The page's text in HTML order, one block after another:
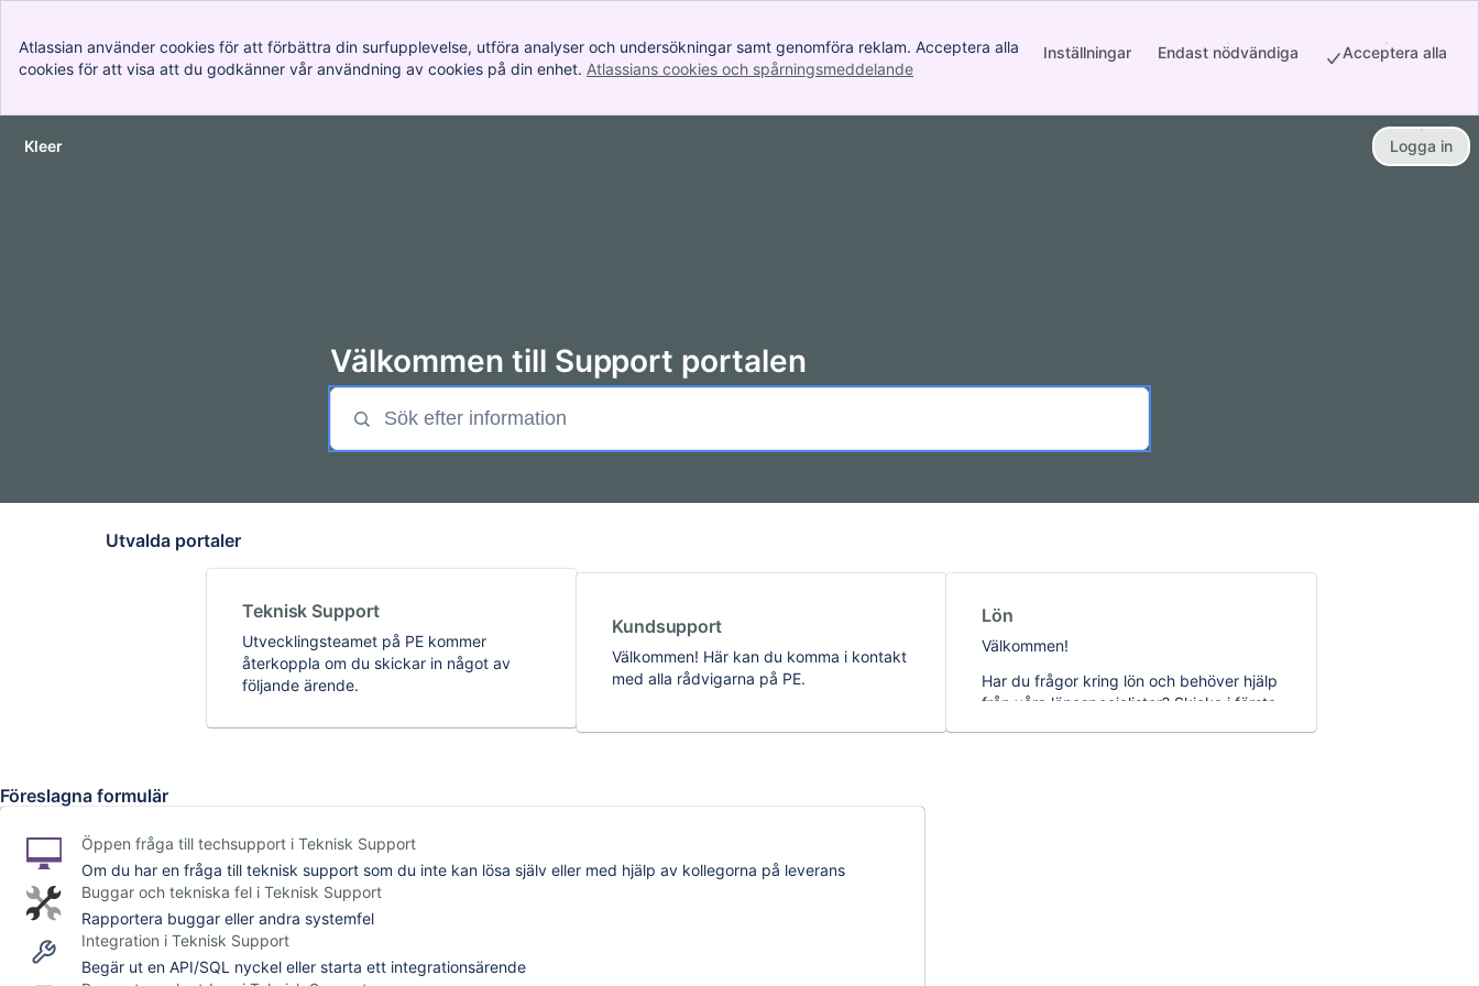
Atlassian använder cookies för att förbättra din surfupplevelse, utföra analyser och undersökningar samt genomföra reklam. Acceptera alla
cookies för att visa att du godkänner vår användning av cookies på din enhet. Atlassians cookies och spårningsmeddelande
Inställningar Endast nödvändiga Acceptera alla
Gå till huvudinnehåll
Kleer Logga in
Välkommen till Support portalen
Utvalda portaler
Teknisk Support
Utvecklingsteamet på PE kommer
återkoppla om du skickar in något av
följande ärende.
Kundsupport
Välkommen! Här kan du komma i kontakt
med alla rådvigarna på PE.
Lön
Välkommen!
Har du frågor kring lön och behöver hjälp
från våra lönespecialister? Skicka i första
Föreslagna formulär
Öppen fråga till techsupport i Teknisk Support
Om du har en fråga till teknisk support som du inte kan lösa själv eller med hjälp av kollegorna på leverans
Buggar och tekniska fel i Teknisk Support
Rapportera buggar eller andra systemfel
Integration i Teknisk Support
Begär ut en API/SQL nyckel eller starta ett integrationsärende